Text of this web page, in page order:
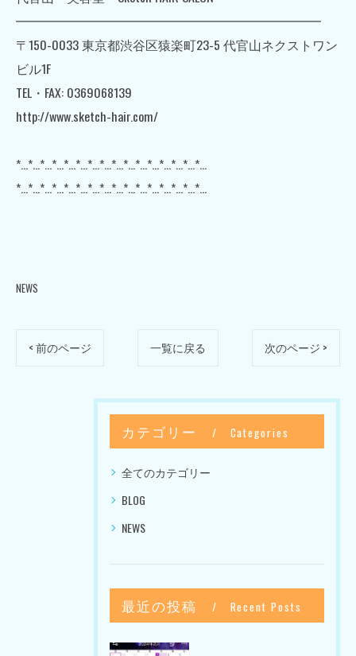
━━━━━━━━━━━━━━━━━━━━━━━━
〒150-0033 東京都渋谷区猿楽町23-5 代官山ネクストワン
ビル1F
TEL・FAX: 0369068139
http://www.sketch-hair.com/
*…*…*…*…*…*…*…*…*…*…*…*…*…*…*…*…
*…*…*…*…*…*…*…*…*…*…*…*…*…*…*…*…
NEWS
< 前のページ 一覧に戻る 次のページ >
カテゴリー Categories
全てのカテゴリー
BLOG
NEWS
最近の投稿 Recent Posts